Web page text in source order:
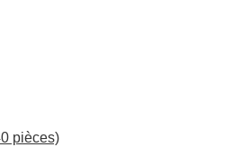
pièces)